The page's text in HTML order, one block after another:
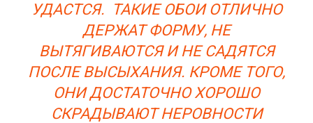
УДАСТСЯ. ТАКИЕ ОБОИ ОТЛИЧНО
ДЕРЖАТ ФОРМУ, НЕ
ВЫТЯГИВАЮТСЯ И НЕ САДЯТСЯ
ПОСЛЕ ВЫСЫХАНИЯ. КРОМЕ ТОГО,
ОНИ ДОСТАТОЧНО ХОРОШО
СКРАДЫВАЮТ НЕРОВНОСТИ